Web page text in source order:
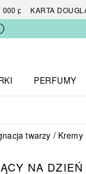
000 produktów
KARTA
PERFUMY
twarzy Kremy
NA